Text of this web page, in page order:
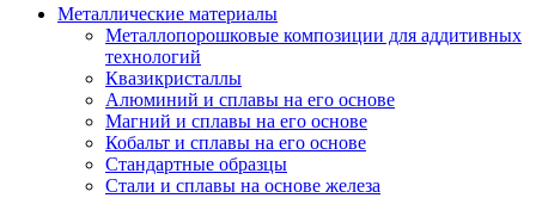
Металлические материалы
Металлопорошковые композиции для аддитивных
технологий
Квазикристаллы
Алюминий и сплавы на его основе
Магний и сплавы на его основе
Кобальт и сплавы на его основе
Стандартные образцы
Стали и сплавы на основе железа